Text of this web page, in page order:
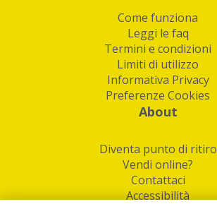
Come funziona
Leggi le faq
Termini e condizioni
Limiti di utilizzo
Informativa Privacy
Preferenze Cookies
About
Diventa punto di ritiro
Vendi online?
Contattaci
Accessibilità